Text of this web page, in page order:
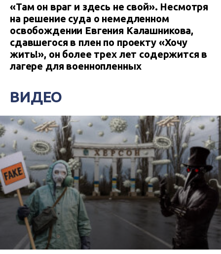
«Там он враг и здесь не свой». Несмотря
на решение суда о немедленном
освобождении Евгения Калашникова,
сдавшегося в плен по проекту «Хочу
жить!», он более трех лет содержится в
лагере для военнопленных
ВИДЕО